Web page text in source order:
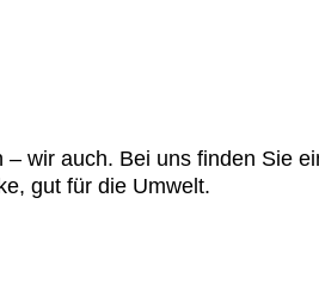
wir auch. Bei uns finden Sie
gut für die Umwelt.